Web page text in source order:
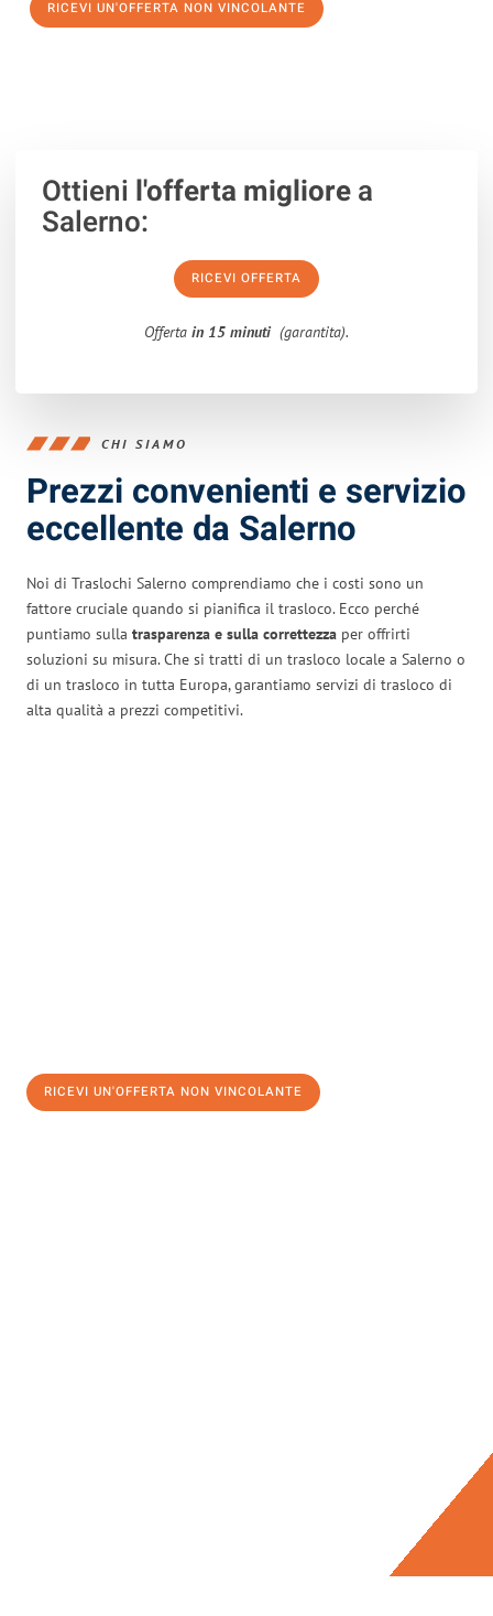
RICEVI UN'OFFERTA NON VINCOLANTE
Ottieni l'offerta migliorea
Salerno:
RICEVI OFFERTA
Offerta in 15 minuti (garantita).
CHI SIAMO
Prezzi convenienti e servizio
eccellente da Salerno
Noi di Traslochi Salerno comprendiamo che i costi sono un
fattore cruciale quando si pianifica il trasloco. Ecco perché
puntiamo sulla trasparenza e sulla correttezza per offrirti
soluzioni su misura. Che si tratti di un trasloco locale a Salerno o
di un trasloco in tutta Europa, garantiamo servizi di trasloco di
alta qualità a prezzi competitivi.
RICEVI UN'OFFERTA NON VINCOLANTE